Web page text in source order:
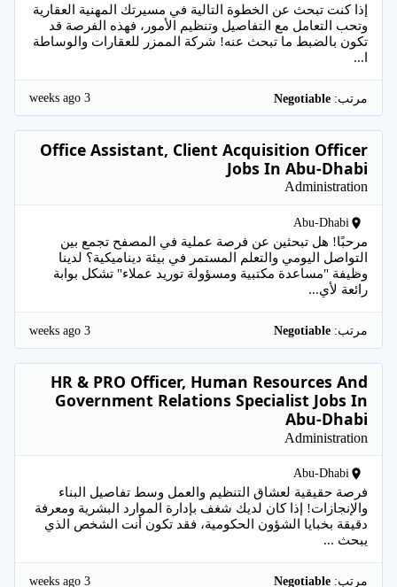
إذا كنت تبحث عن الخطوة التالية في مسيرتك المهنية العقارية
وتحب التعامل مع التفاصيل وتنظيم الأمور، فهذه الفرصة قد
تكون بالضبط ما تبحث عنه! شركة الممزر للعقارات والوساطة
ا...
مرتب: 3 weeks ago
Office Assistant, Client Acquisition Officer
Jobs In Abu-Dhabi
Administration
Abu-Dhabi
مرحبًا! هل تبحثين عن فرصة عملية في المصفح تجمع بين
التواصل اليومي والتعلم المستمر في بيئة ديناميكية؟ لدينا
وظيفة "مساعدة مكتبية ومسؤولة توريد عملاء" تشكل بوابة
رائعة لأي...
مرتب: 3 weeks ago
HR & PRO Officer, Human Resources And
Government Relations Specialist Jobs In
Abu-Dhabi
Administration
Abu-Dhabi
فرصة حقيقية لعشاق التنظيم والعمل وسط تفاصيل البناء
والإنجازات! إذا كان لديك شغف بإدارة الموارد البشرية ومعرفة
دقيقة بخبايا الشؤون الحكومية، فقد تكون أنت الشخص الذي
يبحث ...
مرتب: 3 weeks ago